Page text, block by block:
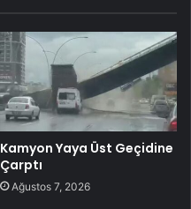
Kamyon Yaya Üst Geçidine
Çarptı
Ağustos 7, 2026